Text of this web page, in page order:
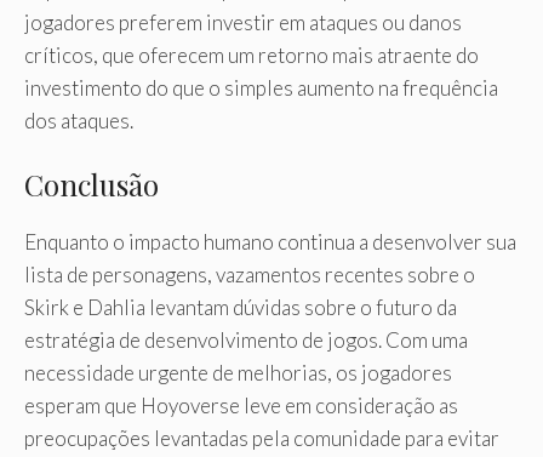
jogadores preferem investir em ataques ou danos
críticos, que oferecem um retorno mais atraente do
investimento do que o simples aumento na frequência
dos ataques.
Conclusão
Enquanto o impacto humano continua a desenvolver sua
lista de personagens, vazamentos recentes sobre o
Skirk e Dahlia levantam dúvidas sobre o futuro da
estratégia de desenvolvimento de jogos. Com uma
necessidade urgente de melhorias, os jogadores
esperam que Hoyoverse leve em consideração as
preocupações levantadas pela comunidade para evitar